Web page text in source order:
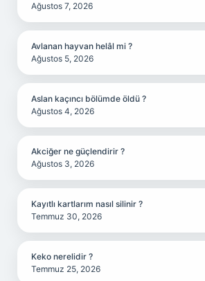
Ağustos 7, 2026
Avlanan hayvan helâl mi ?
Ağustos 5, 2026
Aslan kaçıncı bölümde öldü ?
Ağustos 4, 2026
Akciğer ne güçlendirir ?
Ağustos 3, 2026
Kayıtlı kartlarım nasıl silinir ?
Temmuz 30, 2026
Keko nerelidir ?
Temmuz 25, 2026